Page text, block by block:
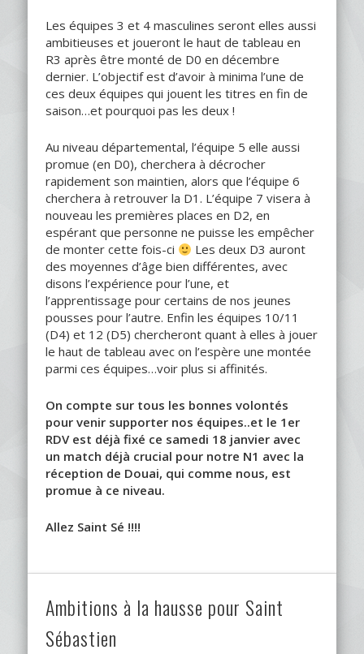
Les équipes 3 et 4 masculines seront elles aussi
ambitieuses et joueront le haut de tableau en
R3 après être monté de D0 en décembre
dernier. L’objectif est d’avoir à minima l’une de
ces deux équipes qui jouent les titres en fin de
saison…et pourquoi pas les deux !
Au niveau départemental, l’équipe 5 elle aussi
promue (en D0), cherchera à décrocher
rapidement son maintien, alors que l’équipe 6
cherchera à retrouver la D1. L’équipe 7 visera à
nouveau les premières places en D2, en
espérant que personne ne puisse les empêcher
de monter cette fois-ci
Les deux D3 auront
des moyennes d’âge bien différentes, avec
disons l’expérience pour l’une, et
l’apprentissage pour certains de nos jeunes
pousses pour l’autre. Enfin les équipes 10/11
(D4) et 12 (D5) chercheront quant à elles à jouer
le haut de tableau avec on l’espère une montée
parmi ces équipes…voir plus si affinités.
On compte sur tous les bonnes volontés
pour venir supporter nos équipes..et le 1er
RDV est déjà fixé ce samedi 18 janvier avec
un match déjà crucial pour notre N1 avec la
réception de Douai, qui comme nous, est
promue à ce niveau.
Allez Saint Sé !!!!
Ambitions à la hausse pour Saint
Sébastien